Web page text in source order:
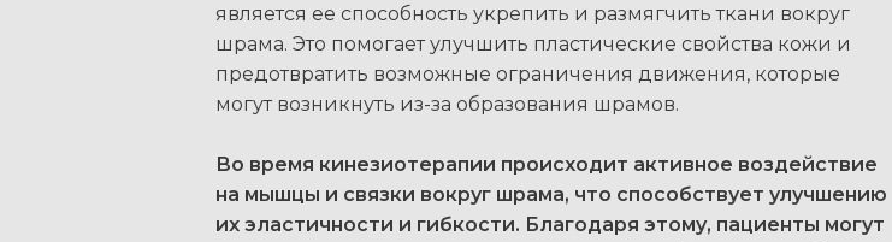
является ее способность укрепить и размягчить ткани вокруг
шрама. Это помогает улучшить пластические свойства кожи и
предотвратить возможные ограничения движения, которые
могут возникнуть из-за образования шрамов.
Во время кинезиотерапии происходит активное воздействие
на мышцы и связки вокруг шрама, что способствует улучшению
их эластичности и гибкости. Благодаря этому, пациенты могут